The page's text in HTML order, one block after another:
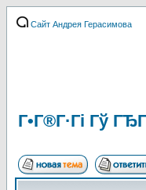
Сайт Андрея Герасимова
Г•Г®Г·Гі Гў